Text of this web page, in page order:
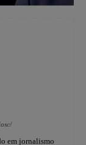
em jornalismo